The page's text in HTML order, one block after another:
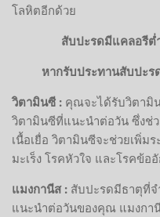
โลหิตอีกด้วย
สับปะรดมีแคลอรีต่
หากรับประทานสับปะร
วิตามินซี : คุณจะได้รับวิตามิ
วิตามินซีที่แนะนำต่อวัน ซึ่งช่
เนื้อเยื่อ วิตามินซีจะช่วยเพิ่
มะเร็ง โรคหัวใจ และโรคข้อ
แมงกานีส : สับปะรดมีธาตุที่
แนะนำต่อวันของคุณ แมงกา